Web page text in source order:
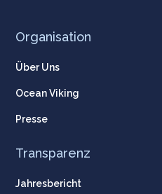
Organisation
Über Uns
Ocean Viking
Presse
Transparenz
Jahresbericht